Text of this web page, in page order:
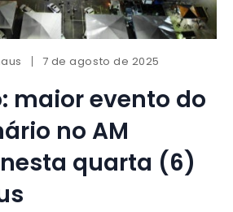
7 de agosto de 2025
maior evento do
no AM
quarta (6)